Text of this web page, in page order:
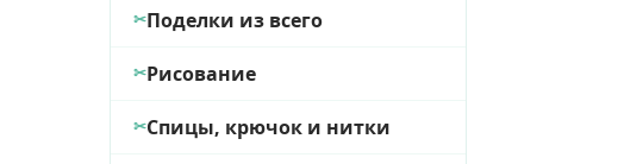
Поделки из всего
Рисование
Спицы, крючок и нитки